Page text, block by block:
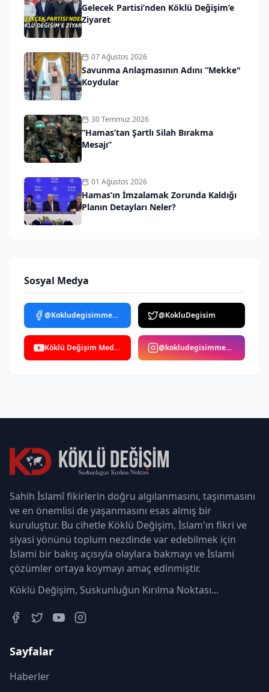
Gelecek Partisi’nden Köklü Değişim’e
Ziyaret
07 Ağustos 2026
Savunma Anlaşmasının Adını “Mekke"
Koydular
30 Temmuz 2026
“Hamas’tan Şartlı Silah Bırakma
Mesajı”
01 Ağustos 2026
Hamas’ın İmzalamak Zorunda Kaldığı
Planın Detayları Neler?
Sosyal Medya
@Kokludegisimmedya @KokluDegisim
Köklü Değişim Medya @kokludegisimmedya
Sahih İslamî fikirlerin doğru algılanmasını, taşınmasını
ve en önemlisi de yaşanmasını esas almış bir
kuruluştur. Bu cihetle Köklü Değişim, İslam'ın fikri ve
siyasi yönünü toplum nezdinde var edebilmek için
İslami bir bakış açısıyla olaylara bakmayı ve İslami
çözümler ortaya koymayı amaç edinmiştir.
Köklü Değişim, Suskunluğun Kırılma Noktası...
Sayfalar
Haberler